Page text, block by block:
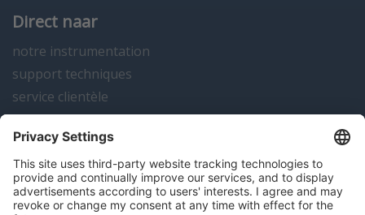
Direct naar
notre instrumentation
support techniques
service clientèle
actualités
contact
Algemene voorwaarden Disclaimer
Colofon